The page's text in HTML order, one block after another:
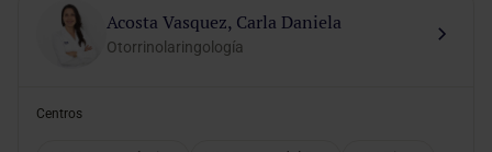
Acosta Vasquez, Carla Daniela
Otorrinolaringología
Centros